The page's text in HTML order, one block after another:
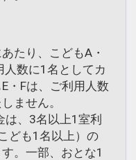
たり、こどもA・
人数に1名としてカ
・Fは、ご利用人数
ません。
は、3名以上1室利
ども1名以上）の
。一部、おとな1